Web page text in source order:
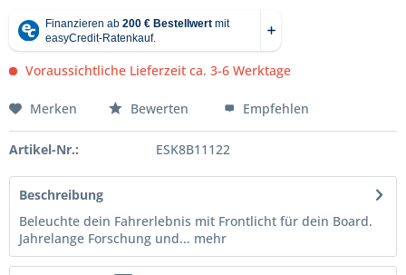
Voraussichtliche Lieferzeit ca. 3-6 Werktage
Merken Bewerten Empfehlen
Artikel-Nr.: ESK8B11122
Beschreibung
Beleuchte dein Fahrerlebnis mit Frontlicht für dein Board.
Jahrelange Forschung und... mehr